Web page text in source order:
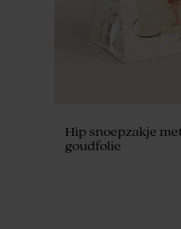
Hip snoepzakje
goudfolie